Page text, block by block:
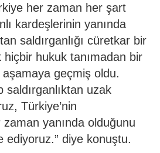
her zaman her şart
kardeşlerinin yanında
saldırganlığı cüretkar bir
hiçbir hukuk tanımadan bir
geçmiş oldu.
saldırganlıktan uzak
Türkiye’nin
zaman yanında olduğunu
ediyoruz.” diye konuştu.